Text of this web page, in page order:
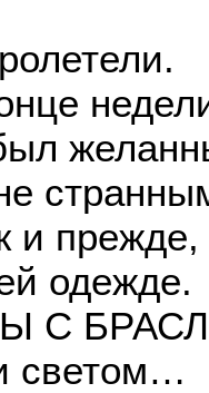
и прежде,
одежде.
С
светом…